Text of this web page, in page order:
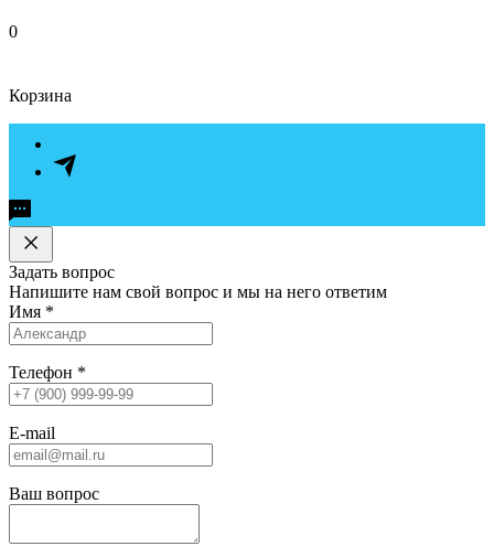
0
Корзина
Задать вопрос
Напишите нам свой вопрос и мы на него ответим
Имя *
Телефон *
E-mail
Ваш вопрос